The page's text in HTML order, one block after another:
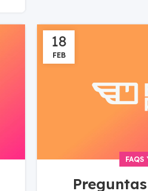
18
FEB
FAQS